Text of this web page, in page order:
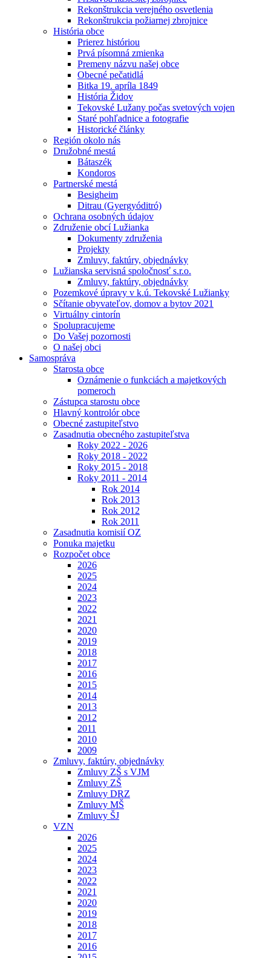
Rekonštrukcia verejného osvetlenia
Rekonštrukcia požiarnej zbrojnice
História obce
Prierez históriou
Prvá písomná zmienka
Premeny názvu našej obce
Obecné pečatidlá
Bitka 19. apríla 1849
História Židov
Tekovské Lužany počas svetových vojen
Staré pohľadnice a fotografie
Historické články
Región okolo nás
Družobné mestá
Bátaszék
Kondoros
Partnerské mestá
Besigheim
Ditrau (Gyergyóditró)
Ochrana osobných údajov
Združenie obcí Lužianka
Dokumenty združenia
Projekty
Zmluvy, faktúry, objednávky
Lužianska servisná spoločnosť s.r.o.
Zmluvy, faktúry, objednávky
Pozemkové úpravy v k.ú. Tekovské Lužianky
Sčítanie obyvateľov, domov a bytov 2021
Virtuálny cintorín
Spolupracujeme
Do Vašej pozornosti
O našej obci
Samospráva
Starosta obce
Oznámenie o funkciách a majetkových
pomeroch
Zástupca starostu obce
Hlavný kontrolór obce
Obecné zastupiteľstvo
Zasadnutia obecného zastupiteľstva
Roky 2022 - 2026
Roky 2018 - 2022
Roky 2015 - 2018
Roky 2011 - 2014
Rok 2014
Rok 2013
Rok 2012
Rok 2011
Zasadnutia komisií OZ
Ponuka majetku
Rozpočet obce
2026
2025
2024
2023
2022
2021
2020
2019
2018
2017
2016
2015
2014
2013
2012
2011
2010
2009
Zmluvy, faktúry, objednávky
Zmluvy ZŠ s VJM
Zmluvy ZŠ
Zmluvy DRZ
Zmluvy MŠ
Zmluvy ŠJ
VZN
2026
2025
2024
2023
2022
2021
2020
2019
2018
2017
2016